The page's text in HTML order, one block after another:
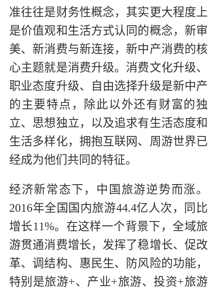
准往往是财务性概念，其实更大程度上
是价值观和生活方式认同的概念，新审
美、新消费与新连接，新中产消费的核
心主题就是消费升级。消费文化升级、
职业态度升级、自由选择升级是新中产
的主要特点，除此以外还有财富的独
立、思想独立，以及追求有生活态度和
生活多样化，拥抱互联网、周游世界已
经成为他们共同的特征。
经济新常态下，中国旅游逆势而涨。
2016年全国国内旅游44.4亿人次，同比
增长11%。在这样一个背景下，全域旅
游贯通消费增长，发挥了稳增长、促改
革、调结构、惠民生、防风险的功能，
特别是旅游+、产业+旅游、投资+旅游